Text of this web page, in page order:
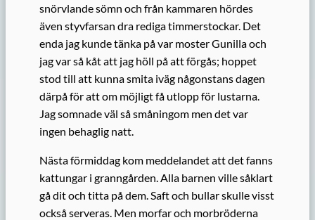
snörvlande sömn och från kammaren hördes
även styvfarsan dra rediga timmerstockar. Det
enda jag kunde tänka på var moster Gunilla och
jag var så kåt att jag höll på att förgås; hoppet
stod till att kunna smita iväg någonstans dagen
därpå för att om möjligt få utlopp för lustarna.
Jag somnade väl så småningom men det var
ingen behaglig natt.
Nästa förmiddag kom meddelandet att det fanns
kattungar i granngården. Alla barnen ville såklart
gå dit och titta på dem. Saft och bullar skulle visst
också serveras. Men morfar och morbröderna